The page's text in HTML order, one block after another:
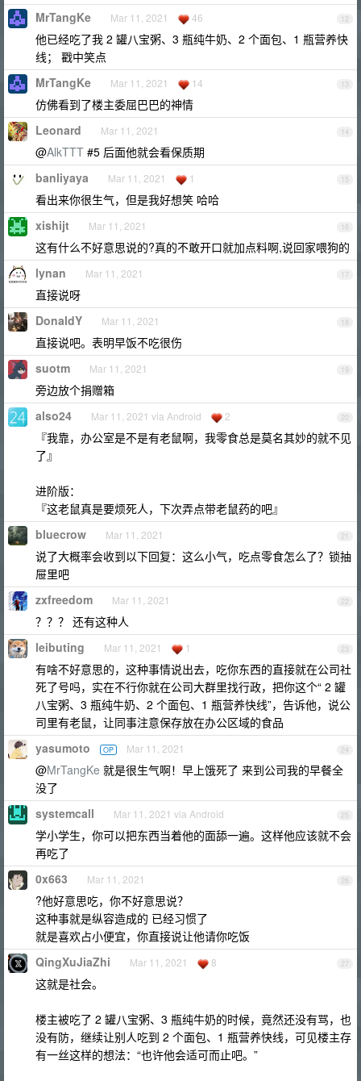
12
MrTangKe Mar 11, 2021 46
他已经吃了我 2 罐八宝粥、3 瓶纯牛奶、2 个面包、1 瓶营养快
线； 戳中笑点
13
MrTangKe Mar 11, 2021 14
仿佛看到了楼主委屈巴巴的神情
14
Leonard Mar 11, 2021
@AlkTTT #5 后面他就会看保质期
15
banliyaya Mar 11, 2021 1
看出来你很生气，但是我好想笑 哈哈
16
xishijt Mar 11, 2021
这有什么不好意思说的?真的不敢开口就加点料啊,说回家喂狗的
17
lynan Mar 11, 2021
直接说呀
18
DonaldY Mar 11, 2021
直接说吧。表明早饭不吃很伤
19
suotm Mar 11, 2021
旁边放个捐赠箱
20
also24 Mar 11, 2021 via Android 2
『我靠，办公室是不是有老鼠啊，我零食总是莫名其妙的就不见
了』
进阶版：
『这老鼠真是要烦死人，下次弄点带老鼠药的吧』
21
bluecrow Mar 11, 2021
说了大概率会收到以下回复：这么小气，吃点零食怎么了？锁抽
屉里吧
22
zxfreedom Mar 11, 2021
？？？ 还有这种人
23
leibuting Mar 11, 2021 1
有啥不好意思的，这种事情说出去，吃你东西的直接就在公司社
死了号吗，实在不行你就在公司大群里找行政，把你这个“ 2 罐
八宝粥、3 瓶纯牛奶、2 个面包、1 瓶营养快线”，告诉他，说公
司里有老鼠，让同事注意保存放在办公区域的食品
24
yasumoto OP Mar 11, 2021
@MrTangKe 就是很生气啊！早上饿死了 来到公司我的早餐全
没了
25
systemcall Mar 11, 2021 via Android
学小学生，你可以把东西当着他的面舔一遍。这样他应该就不会
再吃了
26
0x663 Mar 11, 2021
?他好意思吃，你不好意思说？
这种事就是纵容造成的 已经习惯了
就是喜欢占小便宜，你直接说让他请你吃饭
27
QingXuJiaZhi Mar 11, 2021 8
这就是社会。
楼主被吃了 2 罐八宝粥、3 瓶纯牛奶的时候，竟然还没有骂，也
没有防，继续让别人吃到 2 个面包、1 瓶营养快线，可见楼主存
有一丝这样的想法：“也许他会适可而止吧。”